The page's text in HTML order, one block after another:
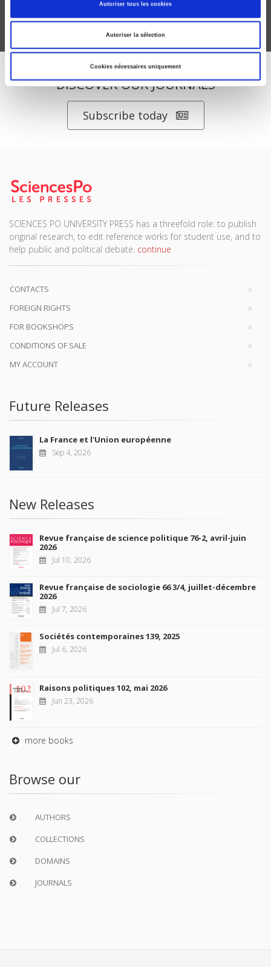
Autoriser tous les cookies
Autoriser la sélection
Cookies nécessaires uniquement
DISCOVER OUR JOURNALS
Subscribe today
SCIENCES PO UNIVERSITY PRESS has a threefold role: to publish
original research, to edit reference works for student use, and to
help public and political debate. continue
CONTACTS
FOREIGN RIGHTS
FOR BOOKSHOPS
CONDITIONS OF SALE
MY ACCOUNT
Future Releases
La France et l'Union européenne
Sep 4, 2026
New Releases
Revue française de science politique 76-2, avril-juin
2026
Jul 10, 2026
Revue française de sociologie 66 3/4, juillet-décembre
2026
Jul 7, 2026
Sociétés contemporaines 139, 2025
Jul 6, 2026
Raisons politiques 102, mai 2026
Jun 23, 2026
more books
Browse our
AUTHORS
COLLECTIONS
DOMAINS
JOURNALS